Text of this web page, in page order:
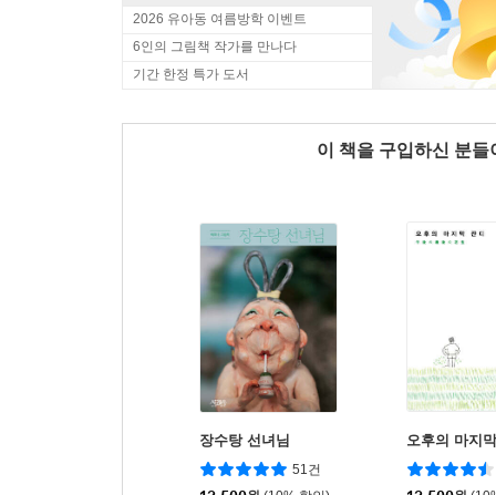
2026 유아동 여름방학 이벤트
6인의 그림책 작가를 만나다
기간 한정 특가 도서
이 책을 구입하신 분
장수탕 선녀님
51건
오후의 마지